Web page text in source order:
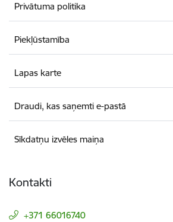
Privātuma politika
Piekļūstamība
Lapas karte
Draudi, kas saņemti e-pastā
Sīkdatņu izvēles maiņa
Kontakti
+371 66016740